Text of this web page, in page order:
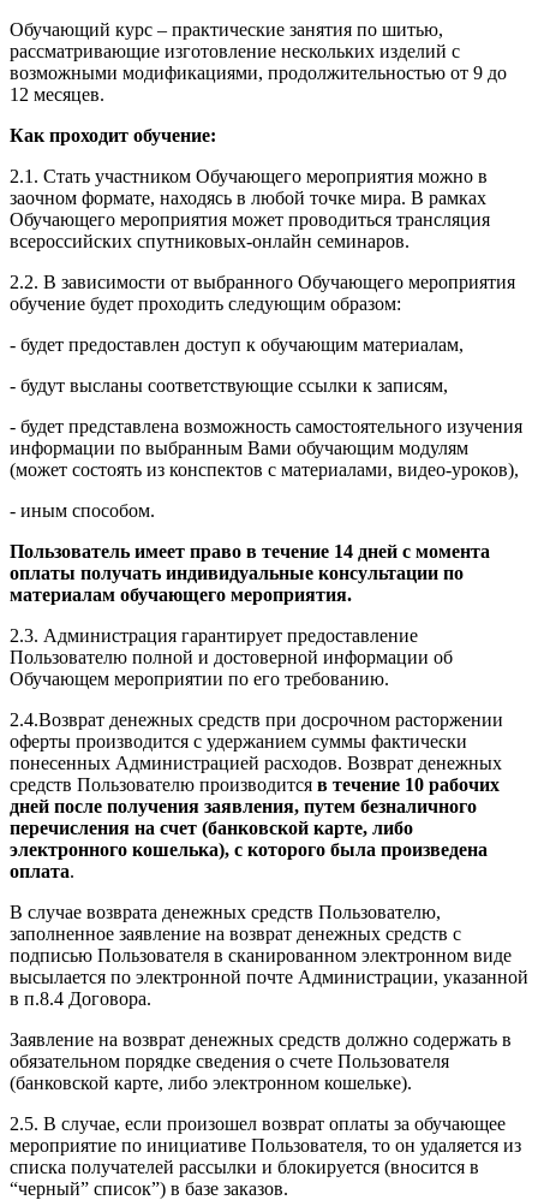
Обучающий курс – практические занятия по шитью,
рассматривающие изготовление нескольких изделий с
возможными модификациями, продолжительностью от 9 до
12 месяцев.
Как проходит обучение:
2.1. Стать участником Обучающего мероприятия можно в
заочном формате, находясь в любой точке мира. В рамках
Обучающего мероприятия может проводиться трансляция
всероссийских спутниковых-онлайн семинаров.
2.2. В зависимости от выбранного Обучающего мероприятия
обучение будет проходить следующим образом:
- будет предоставлен доступ к обучающим материалам,
- будут высланы соответствующие ссылки к записям,
- будет представлена возможность самостоятельного изучения
информации по выбранным Вами обучающим модулям
(может состоять из конспектов с материалами, видео-уроков),
- иным способом.
Пользователь имеет право в течение 14 дней с момента
оплаты получать индивидуальные консультации по
материалам обучающего мероприятия.
2.3. Администрация гарантирует предоставление
Пользователю полной и достоверной информации об
Обучающем мероприятии по его требованию.
2.4.Возврат денежных средств при досрочном расторжении
оферты производится с удержанием суммы фактически
понесенных Администрацией расходов. Возврат денежных
средств Пользователю производится в течение 10 рабочих
дней после получения заявления, путем безналичного
перечисления на счет (банковской карте, либо
электронного кошелька), с которого была произведена
оплата.
В случае возврата денежных средств Пользователю,
заполненное заявление на возврат денежных средств с
подписью Пользователя в сканированном электронном виде
высылается по электронной почте Администрации, указанной
в п.8.4 Договора.
Заявление на возврат денежных средств должно содержать в
обязательном порядке сведения о счете Пользователя
(банковской карте, либо электронном кошельке).
2.5. В случае, если произошел возврат оплаты за обучающее
мероприятие по инициативе Пользователя, то он удаляется из
списка получателей рассылки и блокируется (вносится в
“черный” список”) в базе заказов.